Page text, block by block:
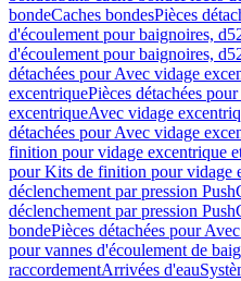
bondeCaches bondesPièces
d'écoulement pour baignoires,
d'écoulement pour baignoires,
détachées pour Avec vidage
excentriquePièces détachées
excentriqueAvec vidage
détachées pour Avec vidage
finition pour vidage excentrique
pour Kits de finition pour vidage
déclenchement par pression
déclenchement par pression
bondePièces détachées pour
pour vannes d'écoulement de
raccordementArrivées d'eau